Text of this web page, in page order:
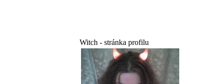
Witch - stránka profilu